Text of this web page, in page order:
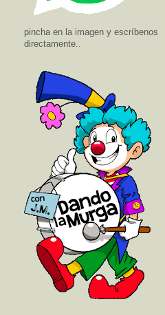
pincha en la imagen y escríbenos
directamente..